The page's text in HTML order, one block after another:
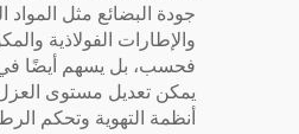
جودة البضائع مثل المواد
والإطارات الفولاذية
فحسب، بل يسهم أيضًا في
يمكن تعديل مستوى
أنظمة التهوية وتحكم